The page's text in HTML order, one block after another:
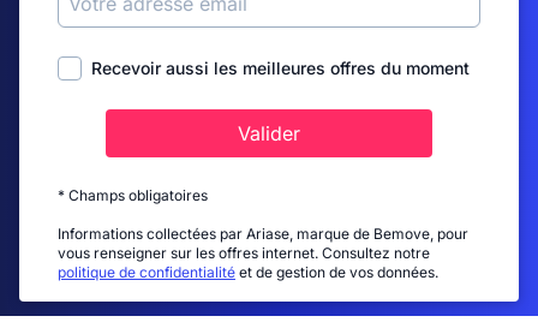
Recevoir aussi les meilleures offres du moment
Valider
* Champs obligatoires
Informations collectées par Ariase, marque de Bemove, pour
vous renseigner sur les offres internet. Consultez notre
politique de confidentialité et de gestion de vos données.